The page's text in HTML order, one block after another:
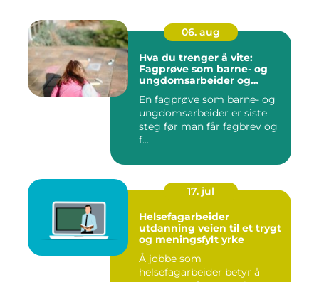
06. aug
Hva du trenger å vite:
Fagprøve som barne- og
ungdomsarbeider og
ungdomsarbeiderfaget vg2
En fagprøve som barne- og
ungdomsarbeider er siste
steg før man får fagbrev og
f...
17. jul
Helsefagarbeider
utdanning veien til et trygt
og meningsfylt yrke
Å jobbe som
helsefagarbeider betyr å